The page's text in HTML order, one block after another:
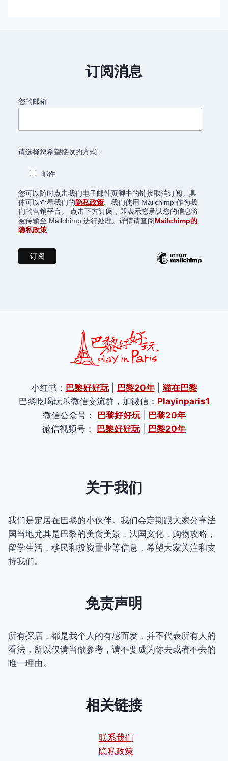
订阅消息
您的邮箱
请选择您希望接收的方式:
邮件
您可以随时点击我们电子邮件页脚中的链接取消订阅。具
体可以查看我们的隐私政策。我们使用 Mailchimp 作为我
们的营销平台。 点击下方订阅，即表示您承认您的信息将
被传输至 Mailchimp 进行处理。详情请查阅Mailchimp的
隐私政策
小红书： 巴黎好好玩| 巴黎20年| 猫在巴黎
巴黎吃喝玩乐微信交流群，加微信： Playinparis1
微信公众号： 巴黎好好玩
巴黎20年
微信视频号： 巴黎好好玩| 巴黎20年
关于我们
我们是定居在巴黎的小伙伴。我们会定期跟大家分享法
国当地尤其是巴黎的美食美景，法国文化，购物攻略，
留学生活，移民和投资置业等信息，希望大家关注和支
持我们。
免责声明
所有探店，都是我个人的有感而发，并不代表所有人的
看法，所以仅请当做参考，请不要成为你去或者不去的
唯一理由。
相关链接
联系我们
隐私政策